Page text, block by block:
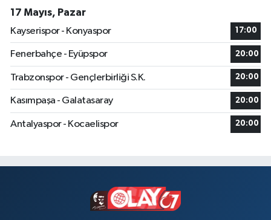
17 Mayıs, Pazar
Kayserispor - Konyaspor
17:00
Fenerbahçe - Eyüpspor 20:00
Trabzonspor - Gençlerbirliği S.K. 20:00
Kasımpaşa - Galatasaray 20:00
Antalyaspor - Kocaelispor 20:00